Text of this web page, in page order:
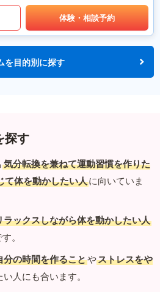
体験・相談予約
を目的別に探す
探す
気分転換を兼ねて運動習慣を作りた
て体を動かしたい人に向いていま
ラックスしながら体を動かしたい人
。
分の時間を作ることやストレスをや
人にも合います。